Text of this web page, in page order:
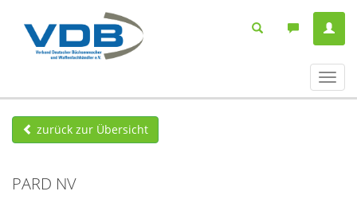
ein-/
zurück zur Übersicht
PARD NV